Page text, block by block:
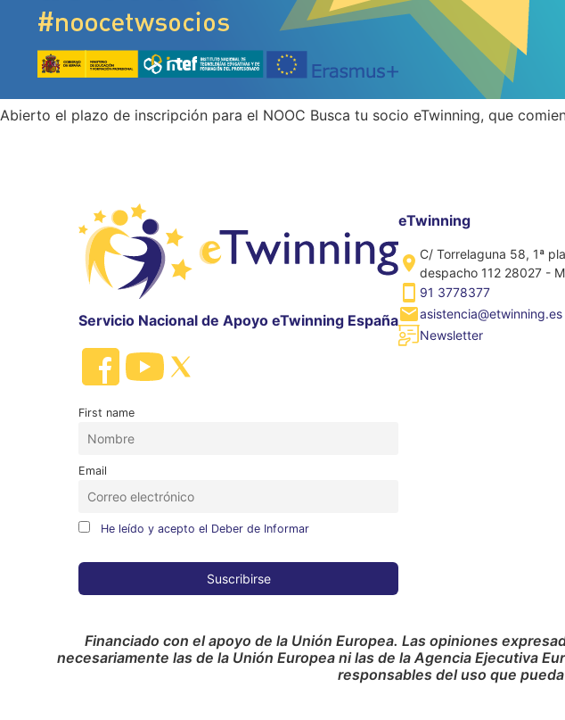
Abierto el plazo de inscripción para el NOOC Busca tu socio eTwinning, que
Servicio Nacional de Apoyo eTwinning España
First name
Email
He leído y acepto el Deber de Informar
eTwinning
C/ Torrelaguna 58, 1ª
despacho 112 28027 -
91 3778377
asistencia@etwinning.es
Newsletter
Financiado con el apoyo de la Unión Europea. Las opiniones
necesariamente las de la Unión Europea ni las de la Agencia Ejecutiva
responsables del uso que